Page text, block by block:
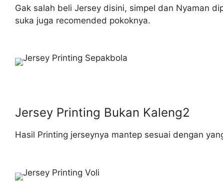
Gak salah beli Jersey disini, simpel dan Nyaman
suka juga recomended pokoknya.
Jersey Printing Bukan Kaleng2
Hasil Printing jerseynya mantep sesuai dengan